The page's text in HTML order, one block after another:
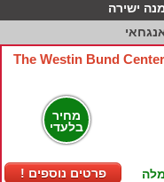
ישירה
The Westin Bund
מחיר
בלעדי
! פרטים נוספים